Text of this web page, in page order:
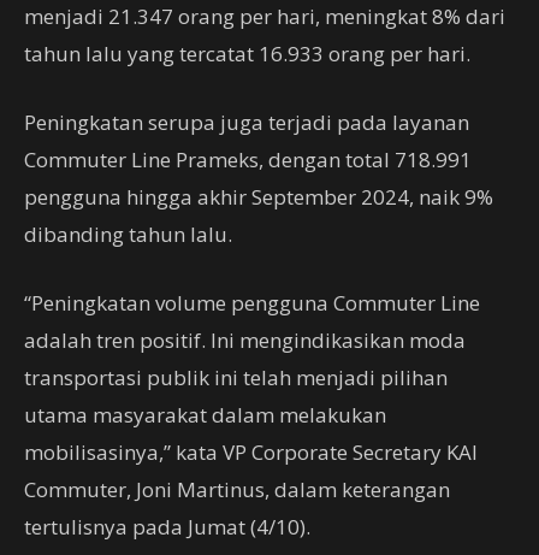
menjadi 21.347 orang per hari, meningkat 8% dari
tahun lalu yang tercatat 16.933 orang per hari.
Peningkatan serupa juga terjadi pada layanan
Commuter Line Prameks, dengan total 718.991
pengguna hingga akhir September 2024, naik 9%
dibanding tahun lalu.
“Peningkatan volume pengguna Commuter Line
adalah tren positif. Ini mengindikasikan moda
transportasi publik ini telah menjadi pilihan
utama masyarakat dalam melakukan
mobilisasinya,” kata VP Corporate Secretary KAI
Commuter, Joni Martinus, dalam keterangan
tertulisnya pada Jumat (4/10).